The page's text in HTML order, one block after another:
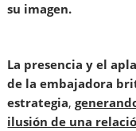
su imagen.
La presencia y el
de la embajadora
estrategia,
ilusión de una